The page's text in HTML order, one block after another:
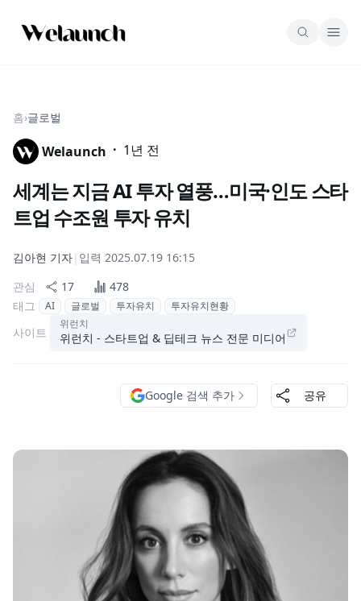
홈›글로벌
Welaunch · 1년 전
세계는 지금 AI 투자 열풍…미국·인도 스타
트업 수조원 투자 유치
김아현 기자| 입력 2025.07.19 16:15
관심
17
478
태그
AI 글로벌 투자유치 투자유치현황
사이트
위런치
위런치 - 스타트업 & 딥테크 뉴스 전문 미디어
Google 검색 추가 공유